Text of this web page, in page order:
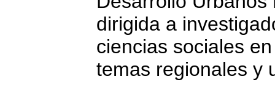
dirigida a
ciencias sociales
temas regionales y